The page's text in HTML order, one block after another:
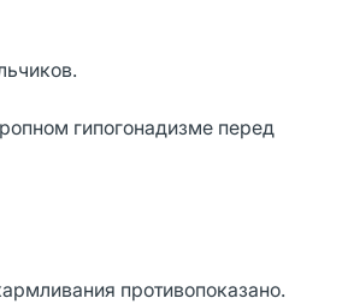
гипогонадизме перед
противопоказано.